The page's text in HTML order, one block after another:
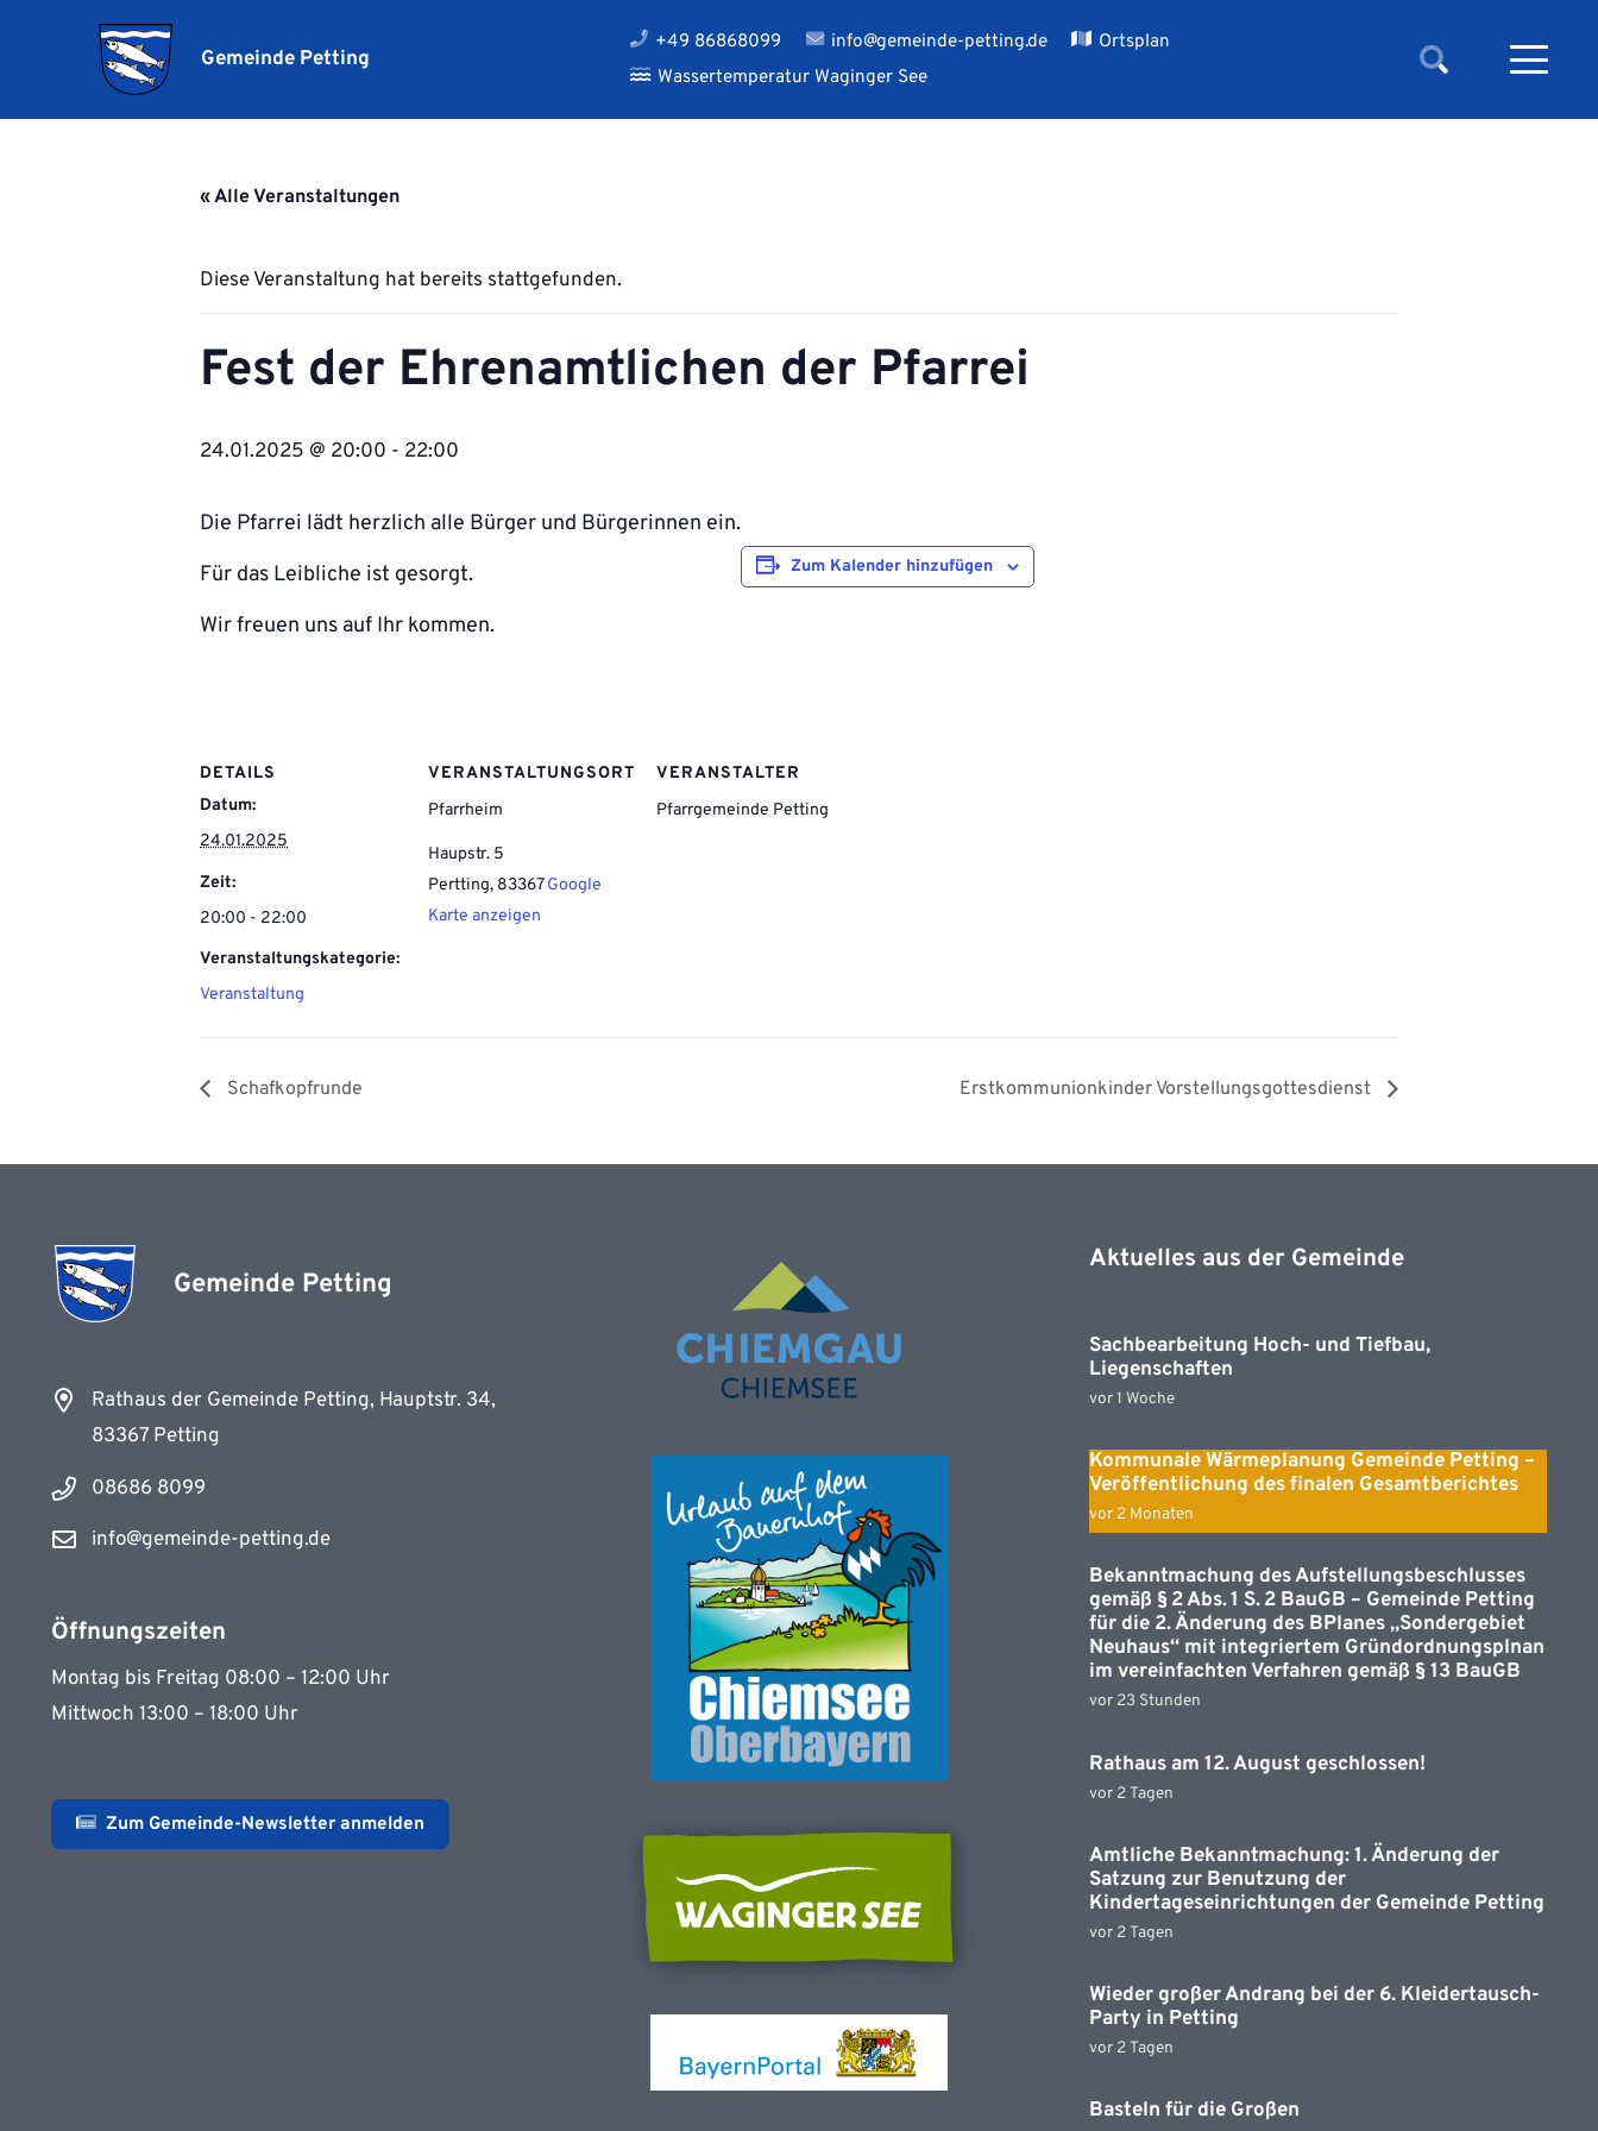
Gemeinde Petting
+49 86868099 info@gemeinde-petting.de
Ortsplan
Wassertemperatur Waginger See
« Alle Veranstaltungen
Diese Veranstaltung hat bereits stattgefunden.
Fest der Ehrenamtlichen der Pfarrei
24.01.2025 @ 20:00 - 22:00
Die Pfarrei lädt herzlich alle Bürger und Bürgerinnen ein.
Für das Leibliche ist gesorgt.
Wir freuen uns auf Ihr kommen.
Zum Kalender hinzufügen
DETAILS
Datum:
24.01.2025
Zeit:
20:00 - 22:00
Veranstaltungskategorie:
Veranstaltung
VERANSTALTUNGSORT
Pfarrheim
Haupstr. 5
Pertting, 83367 Google
Karte anzeigen
VERANSTALTER
Pfarrgemeinde Petting
Schafkopfrunde Erstkommunionkinder Vorstellungsgottesdienst
Gemeinde Petting
Rathaus der Gemeinde Petting, Hauptstr. 34,
83367 Petting
08686 8099
info@gemeinde-petting.de
Öffnungszeiten
Montag bis Freitag 08:00 – 12:00 Uhr
Mittwoch 13:00 – 18:00 Uhr
Zum Gemeinde-Newsletter anmelden
Aktuelles aus der Gemeinde
Sachbearbeitung Hoch- und Tiefbau,
Liegenschaften
vor 1 Woche
Kommunale Wärmeplanung Gemeinde Petting –
Veröffentlichung des finalen Gesamtberichtes
vor 2 Monaten
Bekanntmachung des Aufstellungsbeschlusses
gemäß § 2 Abs. 1 S. 2 BauGB – Gemeinde Petting
für die 2. Änderung des BPlanes „Sondergebiet
Neuhaus“ mit integriertem Gründordnungsplnan
im vereinfachten Verfahren gemäß § 13 BauGB
vor 23 Stunden
Rathaus am 12. August geschlossen!
vor 2 Tagen
Amtliche Bekanntmachung: 1. Änderung der
Satzung zur Benutzung der
Kindertageseinrichtungen der Gemeinde Petting
vor 2 Tagen
Wieder großer Andrang bei der 6. Kleidertausch-
Party in Petting
vor 2 Tagen
Basteln für die Großen